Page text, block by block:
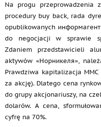
Na progu przeprowadzenia
procedury buy back, rada
opublikowanych
do negocjacji w sprawie
Zdaniem przedstawicieli
aktywów «Норникеля»,
Prawdziwa kapitalizacja
za akcję). Dlatego cena
do grupy akcjonariuszy, na
dolarów. A cena,
cyfrę na 70%.